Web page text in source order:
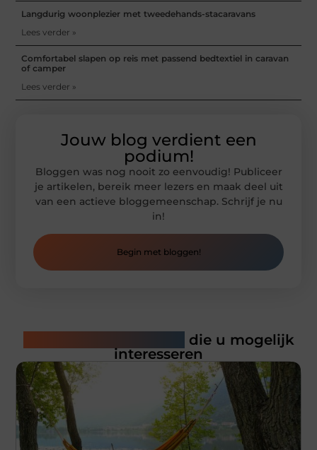
Langdurig woonplezier met tweedehands-stacaravans
Lees verder »
Comfortabel slapen op reis met passend bedtextiel in caravan
of camper
Lees verder »
Jouw blog verdient een
podium!
Bloggen was nog nooit zo eenvoudig! Publiceer
je artikelen, bereik meer lezers en maak deel uit
van een actieve bloggemeenschap. Schrijf je nu
in!
Begin met bloggen!
die u mogelijk
interesseren